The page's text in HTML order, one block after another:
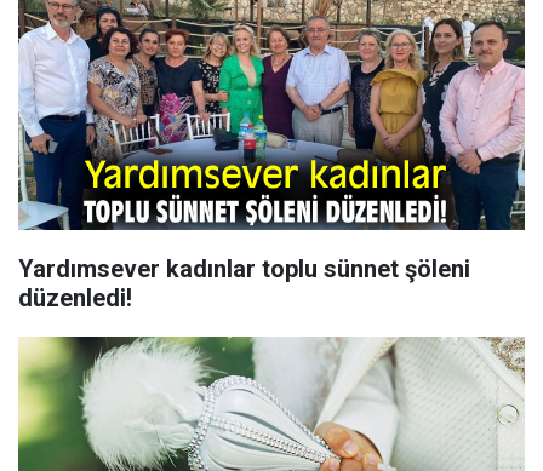
Yardımsever kadınlar toplu sünnet şöleni
düzenledi!